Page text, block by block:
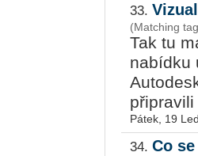
33.
(Matching
Tak tu
nabídku
Pátek, 19
34. Co